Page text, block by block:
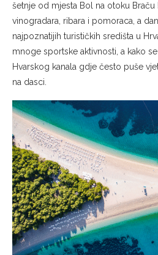
šetnje od mjesta Bol na otoku
vinogradara, ribara i pomoraca, a
najpoznatijih turističkih središta u
mnoge sportske aktivnosti, a kako
Hvarskog kanala gdje često puše
na dasci.